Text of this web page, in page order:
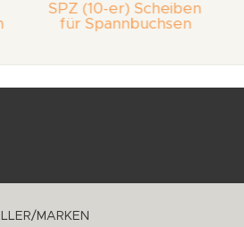
SPZ (10-er) Scheiben
für Spannbuchsen
MARKEN